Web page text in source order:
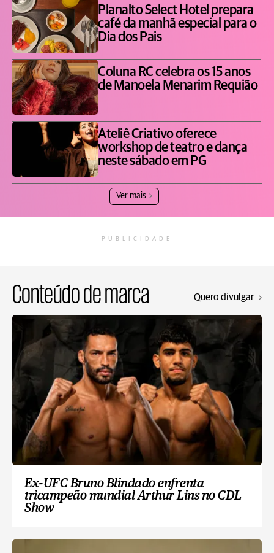
Planalto Select Hotel prepara
café da manhã especial para o
Dia dos Pais
Coluna RC celebra os 15 anos
de Manoela Menarim Requião
Ateliê Criativo oferece
workshop de teatro e dança
neste sábado em PG
Ver mais
PUBLICIDADE
Conteúdo de marca Quero divulgar
Ex-UFC Bruno Blindado enfrenta
tricampeão mundial Arthur Lins no CDL
Show